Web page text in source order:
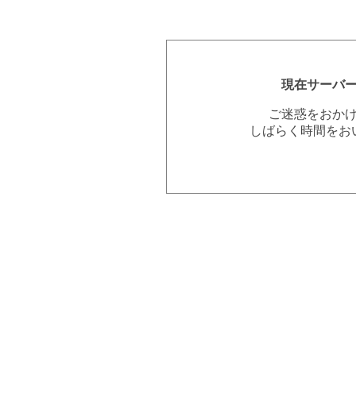
現在サーバ
ご迷惑をおか
しばらく時間を